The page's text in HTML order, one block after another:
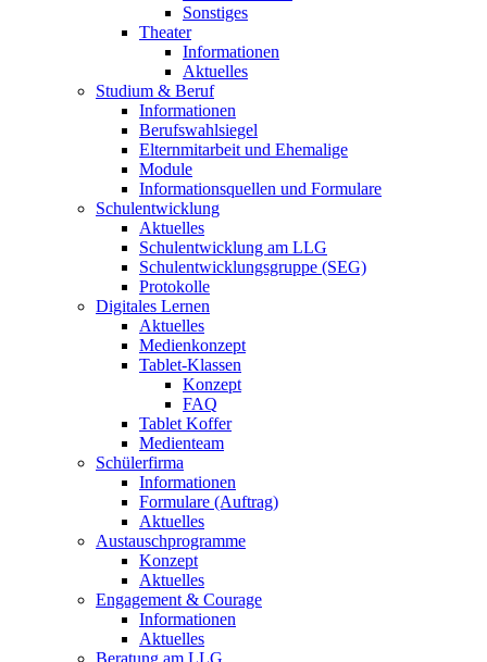
Sonstiges
Theater
Informationen
Aktuelles
Studium & Beruf
Informationen
Berufswahlsiegel
Elternmitarbeit und Ehemalige
Module
Informationsquellen und Formulare
Schulentwicklung
Aktuelles
Schulentwicklung am LLG
Schulentwicklungsgruppe (SEG)
Protokolle
Digitales Lernen
Aktuelles
Medienkonzept
Tablet-Klassen
Konzept
FAQ
Tablet Koffer
Medienteam
Schülerfirma
Informationen
Formulare (Auftrag)
Aktuelles
Austauschprogramme
Konzept
Aktuelles
Engagement & Courage
Informationen
Aktuelles
Beratung am LLG